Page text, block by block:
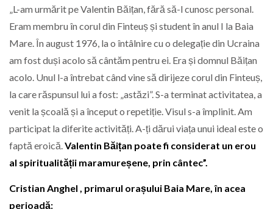
„L-am urmărit pe Valentin Băițan, fără să-l cunosc personal.
Eram membru în corul din Finteuș și student în anul I la Baia
Mare. În august 1976, la o întâlnire cu o delegație din Ucraina
am fost duși acolo să cântăm pentru ei. Era și domnul Băițan
acolo. Unul l-a întrebat când vine să dirijeze corul din Finteuș,
la care răspunsul lui a fost: „astăzi”. S-a terminat activitatea, a
venit la școală și a început o repetiție. Visul s-a împlinit. Am
participat la diferite activități. A-ți dărui viața unui ideal este o
faptă eroică. Valentin Băițan poate fi considerat un erou
al spiritualității maramureșene, prin cântec”.
Cristian Anghel , primarul orașului Baia Mare, în acea
perioadă: